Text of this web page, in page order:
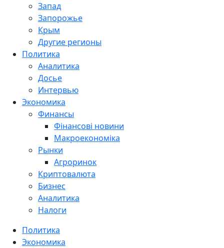
Запад
Запорожье
Крым
Другие регионы
Политика
Аналитика
Досье
Интервью
Экономика
Финансы
Фінансові новини
Макроекономіка
Рынки
Агроринок
Криптовалюта
Бизнес
Аналитика
Налоги
Политика
Экономика